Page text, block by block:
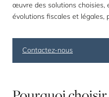
œuvre des solutions choisies,
évolutions fiscales et légales,
Contactez-nous